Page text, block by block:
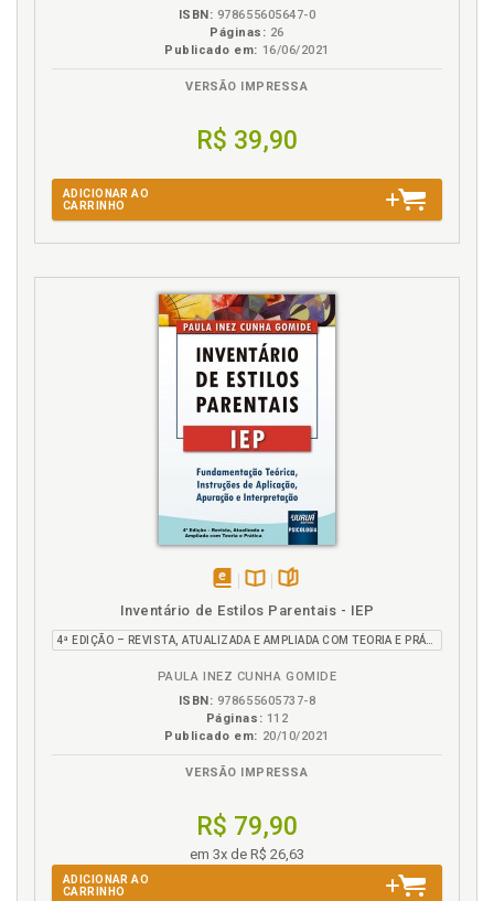
ISBN: 978655605647-0
Páginas: 26
Publicado em: 16/06/2021
VERSÃO IMPRESSA
R$ 39,90
ADICIONAR AO
CARRINHO
disponível
eBook
Disponível
B.V.
Inventário de Estilos Parentais - IEP
4ª EDIÇÃO – REVISTA, ATUALIZADA E AMPLIADA COM TEORIA E PRÁTICA
PAULA INEZ CUNHA GOMIDE
ISBN: 978655605737-8
Páginas: 112
Publicado em: 20/10/2021
VERSÃO IMPRESSA
R$ 79,90
em 3x de R$ 26,63
ADICIONAR AO
CARRINHO